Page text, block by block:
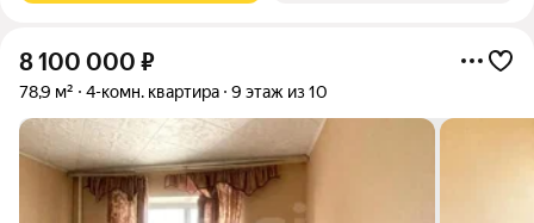
8 100 000 ₽
78,9 м² 4-комн. квартира 9 этаж из 10